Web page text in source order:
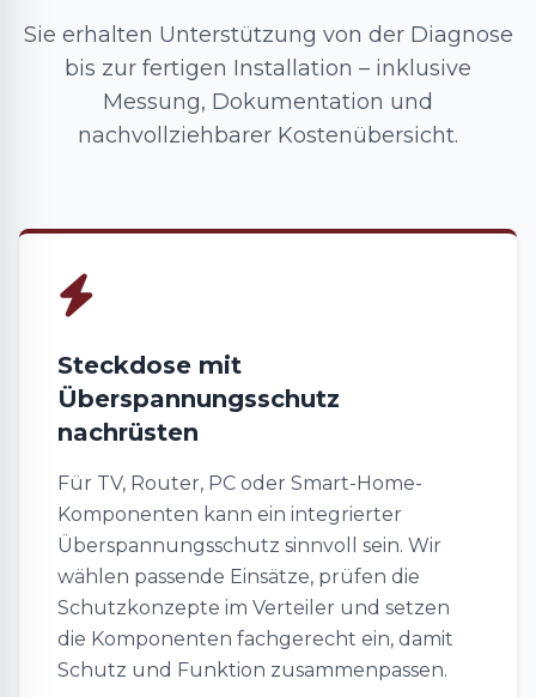
Sie erhalten Unterstützung von der Diagnose
bis zur fertigen Installation – inklusive
Messung, Dokumentation und
nachvollziehbarer Kostenübersicht.
Steckdose mit
Überspannungsschutz
nachrüsten
Für TV, Router, PC oder Smart-Home-
Komponenten kann ein integrierter
Überspannungsschutz sinnvoll sein. Wir
wählen passende Einsätze, prüfen die
Schutzkonzepte im Verteiler und setzen
die Komponenten fachgerecht ein, damit
Schutz und Funktion zusammenpassen.